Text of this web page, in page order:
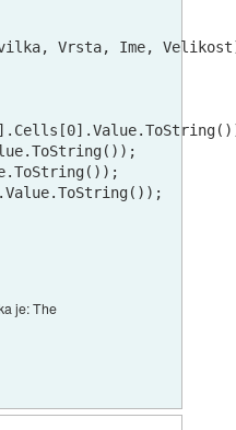
Vrsta, Ime,
je: The